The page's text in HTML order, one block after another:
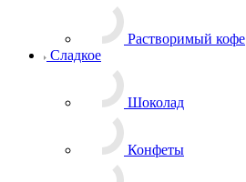
Растворимый кофе
Сладкое
Шоколад
Конфеты